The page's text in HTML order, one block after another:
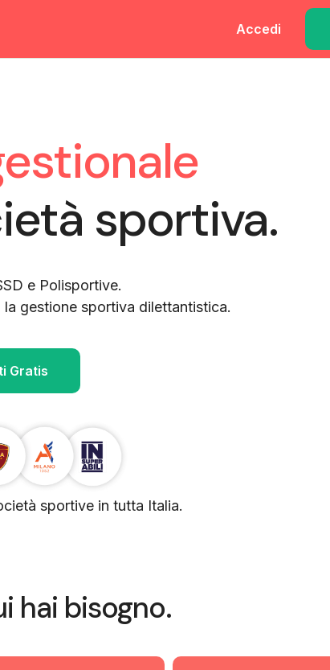
Accedi
sportiva.
e Polisportive.
gestione sportiva dilettantistica.
Gratis
sportive in tutta Italia.
hai bisogno.